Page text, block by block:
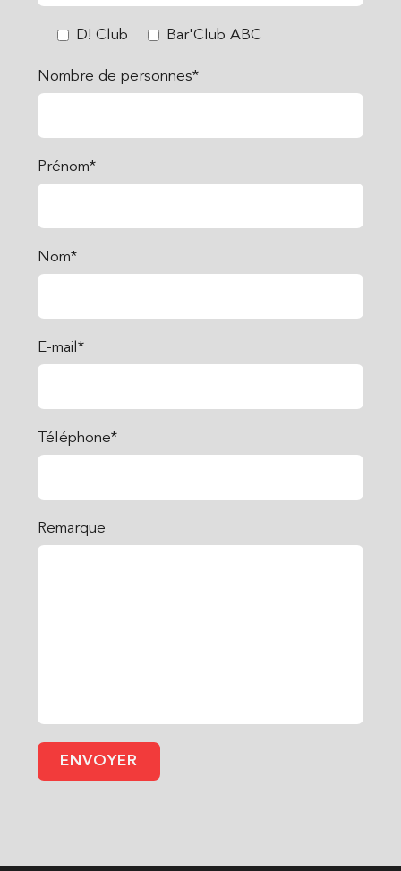
D! Club Bar'Club ABC
Nombre de personnes*
Prénom*
Nom*
E-mail*
Téléphone*
Remarque